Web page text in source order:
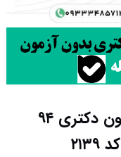
دانلود دفترچه سوالات آزمون دکتری ۹۴